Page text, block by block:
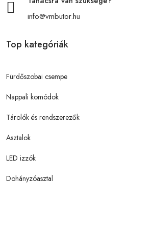
info@vmbutor.hu
Top kategóriák
Fürdőszobai csempe
Nappali komódok
Tárolók és rendszerezők
Asztalok
LED izzók
Dohányzóasztal